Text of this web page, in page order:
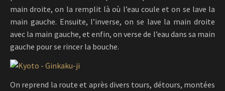
main droite, on la remplit là où l’eau coule et on se lave la
main gauche. Ensuite, l’inverse, on se lave la main droite
avec la main gauche, et enfin, on verse de l’eau dans sa main
gauche pour se rincer la bouche.
On reprend la route et après divers tours, détours, montées